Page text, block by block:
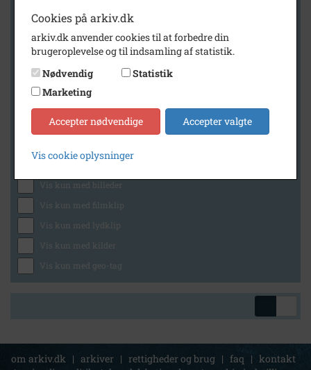
Arkiv
Lokalarkivet Alsønderup -Tjæreby
Generelt
Vis kun med billeder
Vis kun med filmklip
Vis kun med lydklip
Vis kun med kilder
Vis kun med geo-tag
om arkiv.dk | arkiver | rettigheder og brug | faq | kontakt
Cookies på arkiv.dk
arkiv.dk anvender cookies til at forbedre din
brugeroplevelse og til indsamling af statistik.
Nødvendig
Statistik
Marketing
Accepter nødvendige Accepter valgte
Vis cookie oplysninger